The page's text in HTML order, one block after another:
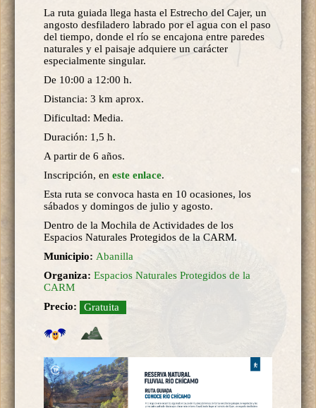
La ruta guiada llega hasta el Estrecho del Cajer, un
angosto desfiladero labrado por el agua con el paso
del tiempo, donde el río se encajona entre paredes
naturales y el paisaje adquiere un carácter
especialmente singular.
De 10:00 a 12:00 h.
Distancia: 3 km aprox.
Dificultad: Media.
Duración: 1,5 h.
A partir de 6 años.
Inscripción, en este enlace.
Esta ruta se convoca hasta en 10 ocasiones, los
sábados y domingos de julio y agosto.
Dentro de la Mochila de Actividades de los
Espacios Naturales Protegidos de la CARM.
Municipio: Abanilla
Organiza: Espacios Naturales Protegidos de la
CARM
Precio:
Gratuita